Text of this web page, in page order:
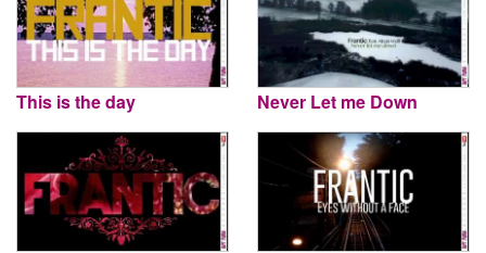
This is the day Never Let me Down